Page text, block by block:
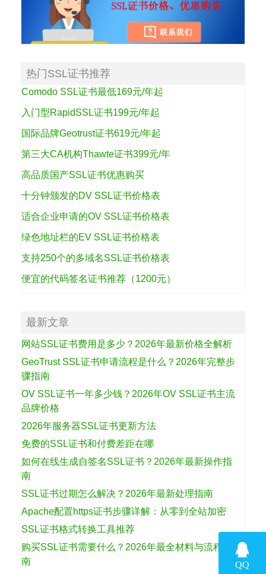
热门SSL证书推荐
Comodo SSL证书最低169元/年起
入门型RapidSSL证书199元/年起
国际品牌Geotrust证书619元/年起
第三大CA机构Thawte证书399元/年
高品质国产SSL证书优惠购买
十分钟颁发的DV SSL证书价格表
适合企业申请的OV SSL证书价格表
绿色地址栏的EV SSL证书价格表
支持250个的多域名SSL证书价格表
便宜的代码签名证书推荐（1200元）
最新文章
网站SSL证书费用是多少？2026年最新价格全解析
GeoTrust SSL证书申请流程是什么？2026年完整步
骤指南
OV SSL证书一年多少钱？2026年OV SSL证书主流
品牌价格
2026年服务器SSL证书更新方法
免费的SSL证书和付费差距在哪
如何在线生成自签名SSL证书？2026年最新操作指
南
SSL证书过期怎么解决？2026年最新处理指南
Apache配置https证书步骤详解：从零到全站加密
SSL证书格式转换工具推荐
购买SSL证书需要什么？2026年最全材料与流程指
南